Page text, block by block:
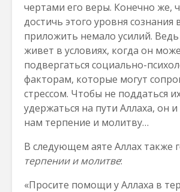
чертами его веры. Конечно же,
достичь этого уровня сознания
приложить немало усилий.
живет в условиях, когда он
подвергаться социально-
факторам, которые могут
стрессом. Чтобы не поддаться
удержаться на пути Аллаха, он
нам терпение и молитву…
В следующем аяте Аллах также
терпении и молитве:
«Просите помощи у Аллаха в